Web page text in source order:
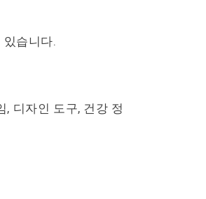
습니다.
, 디자인 도구, 건강 정